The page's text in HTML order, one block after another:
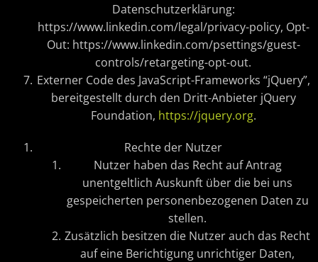
Datenschutzerklärung:
https://www.linkedin.com/legal/privacy-policy, Opt-
Out: https://www.linkedin.com/psettings/guest-
controls/retargeting-opt-out.
Externer Code des JavaScript-Frameworks “jQuery”,
bereitgestellt durch den Dritt-Anbieter jQuery
Foundation, https://jquery.org.
Rechte der Nutzer
Nutzer haben das Recht auf Antrag
unentgeltlich Auskunft über die bei uns
gespeicherten personenbezogenen Daten zu
stellen.
Zusätzlich besitzen die Nutzer auch das Recht
auf eine Berichtigung unrichtiger Daten,